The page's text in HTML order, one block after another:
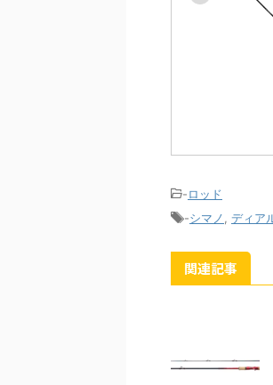
-ロッド
-シマノ ディア
関連記事